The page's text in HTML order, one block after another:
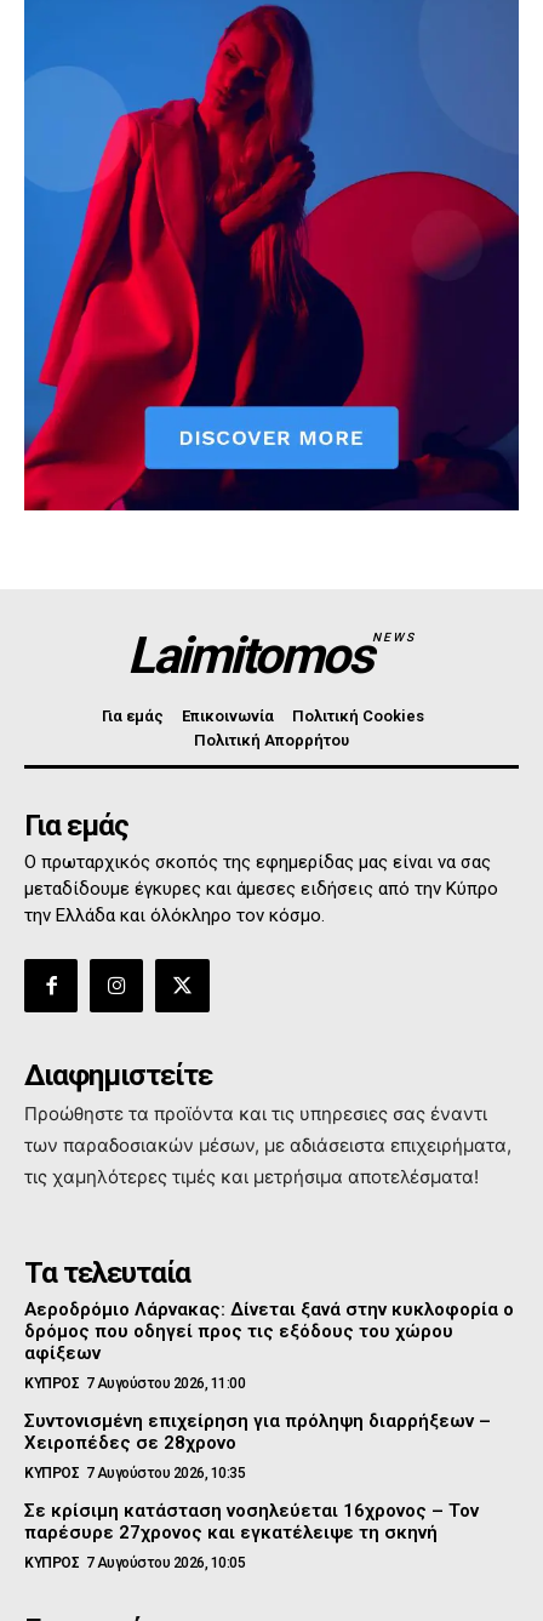
LaimitomosNEWS
Για εμάς Επικοινωνία
Πολιτική Cookies
Πολιτική Απορρήτου
Για εμάς
Ο πρωταρχικός σκοπός της εφημερίδας μας είναι να σας
μεταδίδουμε έγκυρες και άμεσες ειδήσεις από την Κύπρο
την Ελλάδα και όλόκληρο τον κόσμο.
Διαφημιστείτε
Προώθηστε τα προϊόντα και τις υπηρεσιες σας έναντι
των παραδοσιακών μέσων, με αδιάσειστα επιχειρήματα,
τις χαμηλότερες τιμές και μετρήσιμα αποτελέσματα!
Τα τελευταία
Αεροδρόμιο Λάρνακας: Δίνεται ξανά στην κυκλοφορία ο
δρόμος που οδηγεί προς τις εξόδους του χώρου
αφίξεων
ΚΥΠΡΟΣ 7 Αυγούστου 2026, 11:00
Συντονισμένη επιχείρηση για πρόληψη διαρρήξεων –
Χειροπέδες σε 28χρονο
ΚΥΠΡΟΣ 7 Αυγούστου 2026, 10:35
Σε κρίσιμη κατάσταση νοσηλεύεται 16χρονος – Τον
παρέσυρε 27χρονος και εγκατέλειψε τη σκηνή
ΚΥΠΡΟΣ 7 Αυγούστου 2026, 10:05